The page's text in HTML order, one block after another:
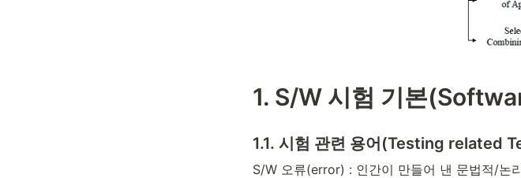
1. S/W 시험 기본
1.1. 시험 관련 용어(Testing related
S/W 오류(error) : 인간이 만들어 낸 문법적/논